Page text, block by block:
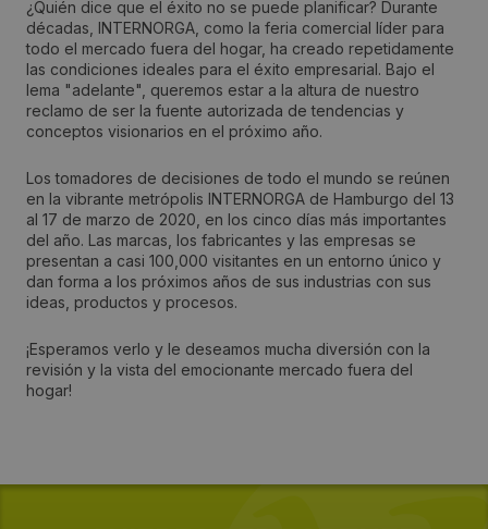
¿Quién dice que el éxito no se puede planificar? Durante
décadas, INTERNORGA, como la feria comercial líder para
todo el mercado fuera del hogar, ha creado repetidamente
las condiciones ideales para el éxito empresarial. Bajo el
lema "adelante", queremos estar a la altura de nuestro
reclamo de ser la fuente autorizada de tendencias y
conceptos visionarios en el próximo año.
Los tomadores de decisiones de todo el mundo se reúnen
en la vibrante metrópolis INTERNORGA de Hamburgo del 13
al 17 de marzo de 2020, en los cinco días más importantes
del año. Las marcas, los fabricantes y las empresas se
presentan a casi 100,000 visitantes en un entorno único y
dan forma a los próximos años de sus industrias con sus
ideas, productos y procesos.
¡Esperamos verlo y le deseamos mucha diversión con la
revisión y la vista del emocionante mercado fuera del
hogar!
País:
Germany
Dirección:
Web del evento:
https://www.internorga.com/
Fechas:
2021-03-15 / 2021-03-17